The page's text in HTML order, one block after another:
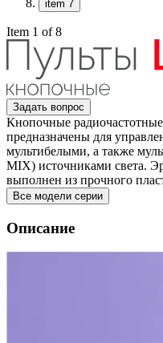
item 7
Item 1 of 8
Задать вопрос
Кнопочные
предназначены для
мультибелыми, а также
MIX) источниками света.
выполнен из прочного
Все модели серии
Описание